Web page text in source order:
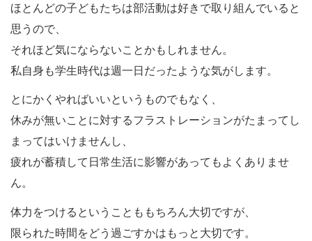
ほとんどの子どもたちは部活動は好きで取り組んでいると
思うので、
それほど気にならないことかもしれません。
私自身も学生時代は週一日だったような気がします。
とにかくやればいいというものでもなく、
休みが無いことに対するフラストレーションがたまってし
まってはいけませんし、
疲れが蓄積して日常生活に影響があってもよくありませ
ん。
体力をつけるということももちろん大切ですが、
限られた時間をどう過ごすかはもっと大切です。